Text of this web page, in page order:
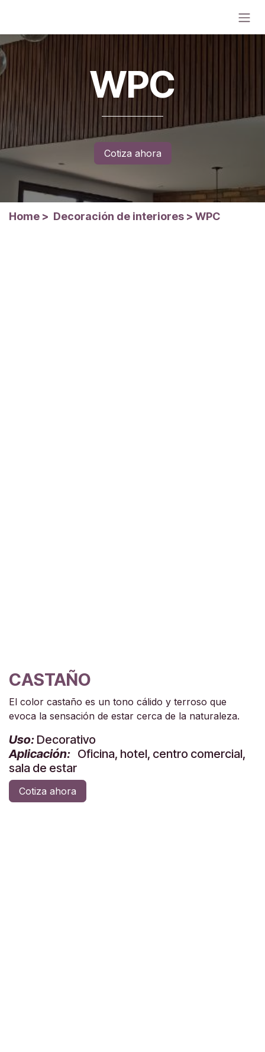
WPC
Cotiza ahora
Home > Decoración de interiores > WPC
CASTAÑO
El color castaño es un tono cálido y terroso que
evoca la sensación de estar cerca de la naturaleza.
Uso: Decorativo
Aplicación: Oficina, hotel, centro comercial,
sala de estar
Cotiza ahora